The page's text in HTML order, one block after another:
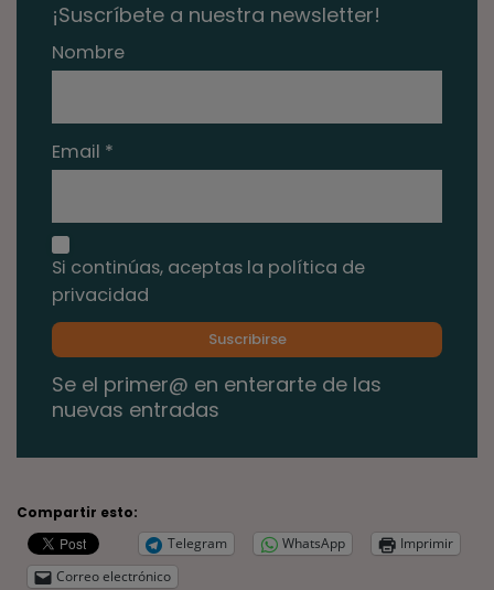
¡Suscríbete a nuestra newsletter!
Nombre
Email *
Si continúas, aceptas la política de
privacidad
Se el primer@ en enterarte de las
nuevas entradas
Compartir esto:
Telegram
WhatsApp
Imprimir
Correo electrónico